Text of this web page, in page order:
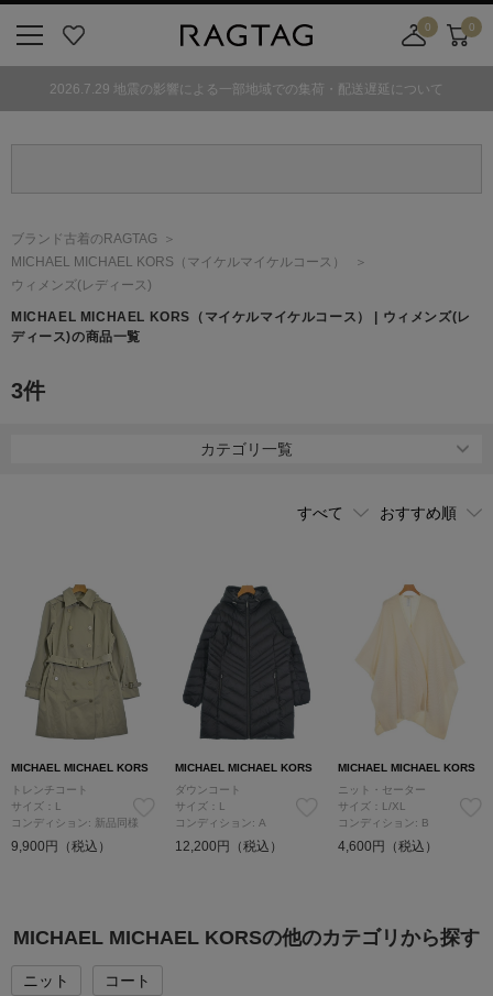
気
0
舗
カ
0
2026.7.29 地震の影響による一部地域での集荷・配送遅延について
ブランド古着のRAGTAG
MICHAEL MICHAEL KORS （マイケルマイケルコース）
ウィメンズ(レディース)
MICHAEL MICHAEL KORS （マイケルマイケルコース）
| ウィメンズ(レ
ディース)の商品一覧
3件
カテゴリ一覧
MICHAEL MICHAEL KORS
トレンチコート
サイズ：L
コンディション: 新品同様
9,900円（税込）
MICHAEL MICHAEL KORS
ダウンコート
サイズ：L
コンディション: A
12,200円（税込）
MICHAEL MICHAEL KORS
ニット・セーター
サイズ：L/XL
コンディション: B
4,600円（税込）
MICHAEL MICHAEL KORSの他のカテゴリから探す
ニット コート